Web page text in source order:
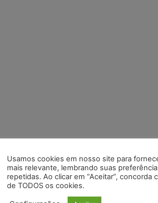
Usamos cookies em nosso site para
mais relevante, lembrando suas
repetidas. Ao clicar em “Aceitar”, concorda
de TODOS os cookies.